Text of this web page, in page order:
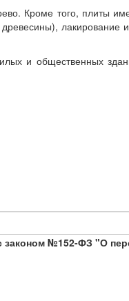
Кроме того, плиты
и общественных
законом №152-ФЗ "О